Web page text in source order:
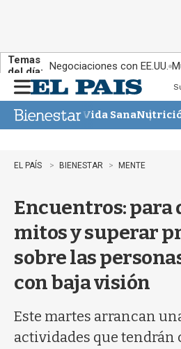
Temas
del día: Negociaciones con EE.UU.
n
u
Vida Sana
EL PAÍS BIENESTAR MENTE
Encuentros:
mitos y superar
sobre las
con baja visión
Este martes arrancan
actividades que tendrán